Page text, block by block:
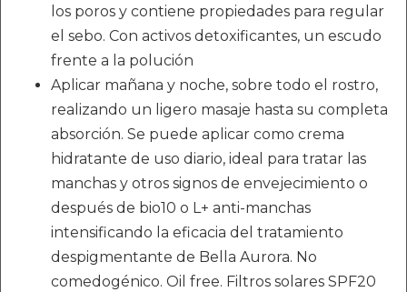
los poros y contiene propiedades para regular
el sebo. Con activos detoxificantes, un escudo
frente a la polución
Aplicar mañana y noche, sobre todo el rostro,
realizando un ligero masaje hasta su completa
absorción. Se puede aplicar como crema
hidratante de uso diario, ideal para tratar las
manchas y otros signos de envejecimiento o
después de bio10 o L+ anti-manchas
intensificando la eficacia del tratamiento
despigmentante de Bella Aurora. No
comedogénico. Oil free. Filtros solares SPF20